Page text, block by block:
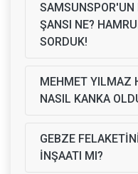
SAMSUNSPOR'UN
ŞANSI NE?
SORDUK!
MEHMET YILMAZ
NASIL KANKA
GEBZE
İNŞAATI MI?